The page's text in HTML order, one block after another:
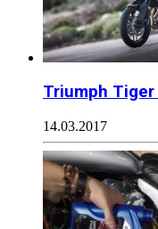
Triumph
14.03.2017